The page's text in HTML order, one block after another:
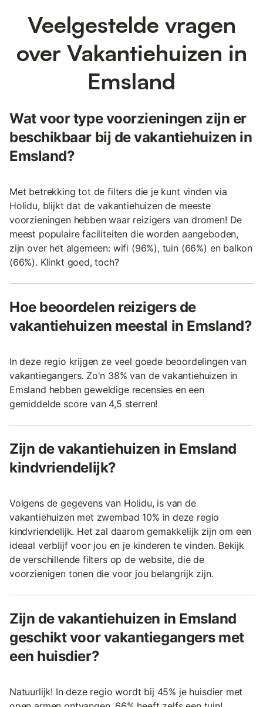
Veelgestelde vragen
over Vakantiehuizen in
Emsland
Wat voor type voorzieningen zijn er
beschikbaar bij de vakantiehuizen in
Emsland?
Met betrekking tot de filters die je kunt vinden via
Holidu, blijkt dat de vakantiehuizen de meeste
voorzieningen hebben waar reizigers van dromen! De
meest populaire faciliteiten die worden aangeboden,
zijn over het algemeen: wifi (96%), tuin (66%) en balkon
(66%). Klinkt goed, toch?
Hoe beoordelen reizigers de
vakantiehuizen meestal in Emsland?
In deze regio krijgen ze veel goede beoordelingen van
vakantiegangers. Zo'n 38% van de vakantiehuizen in
Emsland hebben geweldige recensies en een
gemiddelde score van 4,5 sterren!
Zijn de vakantiehuizen in Emsland
kindvriendelijk?
Volgens de gegevens van Holidu, is van de
vakantiehuizen met zwembad 10% in deze regio
kindvriendelijk. Het zal daarom gemakkelijk zijn om een
ideaal verblijf voor jou en je kinderen te vinden. Bekijk
de verschillende filters op de website, die de
voorzienigen tonen die voor jou belangrijk zijn.
Zijn de vakantiehuizen in Emsland
geschikt voor vakantiegangers met
een huisdier?
Natuurlijk! In deze regio wordt bij 45% je huisdier met